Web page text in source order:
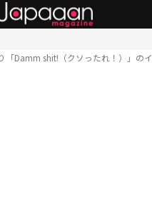
「Damm shit!（クソったれ！）」の